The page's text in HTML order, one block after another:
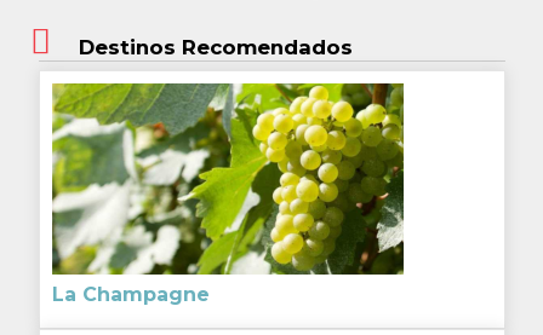
Destinos Recomendados
La Champagne